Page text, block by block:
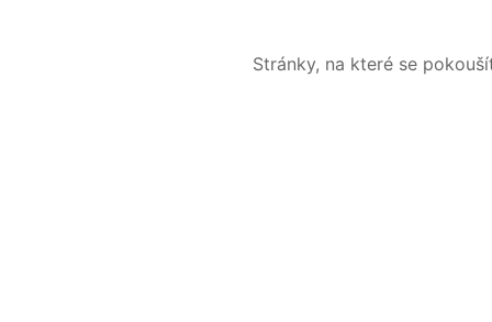
Stránky, na které se